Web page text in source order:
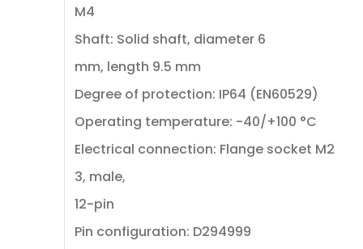
M4
Shaft: Solid shaft, diameter 6
mm, length 9.5 mm
Degree of protection: IP64 (EN60529)
Operating temperature: -40/+100 °C
Electrical connection: Flange socket M2
3, male,
12-pin
Pin configuration: D294999